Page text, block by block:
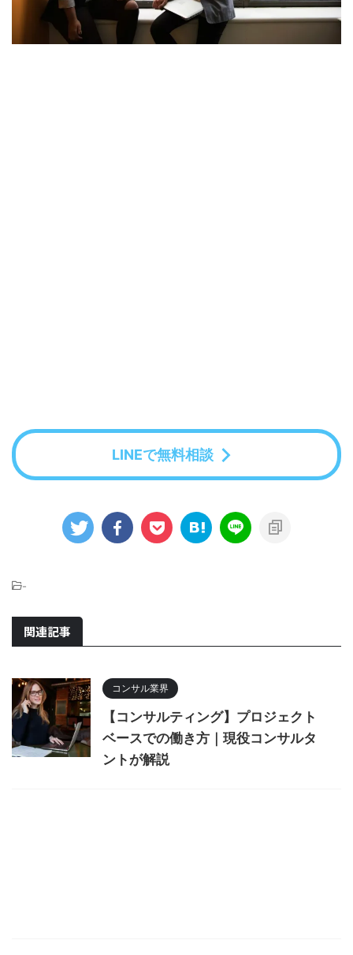
LINEで無料相談
-
関連記事
コンサル業界
【コンサルティング】プロジェクト
ベースでの働き方｜現役コンサルタ
ントが解説